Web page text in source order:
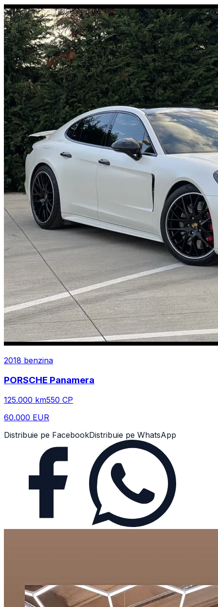
2018 benzina
PORSCHE Panamera
125.000 km550 CP
60.000 EUR
Distribuie pe FacebookDistribuie pe WhatsApp